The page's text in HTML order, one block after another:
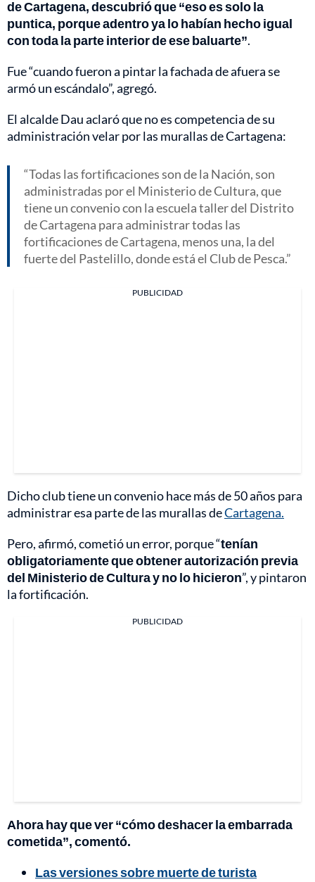
de Cartagena, descubrió que “eso es solo la
puntica, porque adentro ya lo habían hecho igual
con toda la parte interior de ese baluarte”.
Fue “cuando fueron a pintar la fachada de afuera se
armó un escándalo”, agregó.
El alcalde Dau aclaró que no es competencia de su
administración velar por las murallas de Cartagena:
Todas las fortificaciones son de la Nación, son
administradas por el Ministerio de Cultura, que
tiene un convenio con la escuela taller del Distrito
de Cartagena para administrar todas las
fortificaciones de Cartagena, menos una, la del
fuerte del Pastelillo, donde está el Club de Pesca.
PUBLICIDAD
Dicho club tiene un convenio hace más de 50 años para
administrar esa parte de las murallas deCartagena.
Pero, afirmó, cometió un error, porque “tenían
obligatoriamente que obtener autorización previa
del Ministerio de Cultura y no lo hicieron”, y pintaron
la fortificación.
PUBLICIDAD
Ahora hay que ver “cómo deshacer la embarrada
cometida”, comentó.
Las versiones sobre muerte de turista